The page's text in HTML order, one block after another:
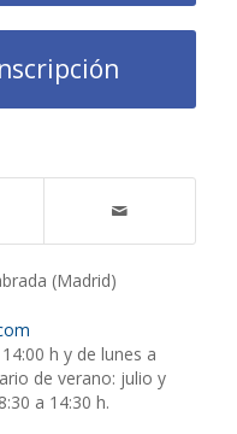
(Madrid)
h y de lunes a
de verano: julio y
a 14:30 h.